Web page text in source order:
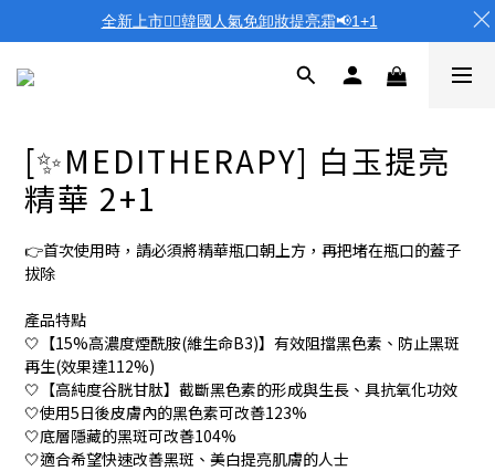
[✨MEDITHERAPY] 白玉提亮
精華 2+1
👉首次使用時，請必須將精華瓶口朝上方，再把堵在瓶口的蓋子
拔除
產品特點
🤍【15%高濃度煙酰胺(維生命B3)】有效阻擋黑色素、防止黑斑
再生(效果達112%)
🤍【高純度谷胱甘肽】截斷黑色素的形成與生長、具抗氧化功效
🤍使用5日後皮膚內的黑色素可改善123%
🤍底層隱藏的黑斑可改善104%
🤍適合希望快速改善黑斑、美白提亮肌膚的人士
全新上市❤️‍🔥韓國人氣免卸妝提亮霜📢1+1